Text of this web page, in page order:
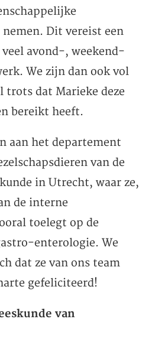
Dit vereist een
avond-, weekend-
We zijn dan ook vol
trots dat Marieke deze
bereikt heeft.
aan het departement
van de
in Utrecht, waar ze,
de interne
toelegt op de
enterologie. We
dat ze van ons team
gefeliciteerd!
van